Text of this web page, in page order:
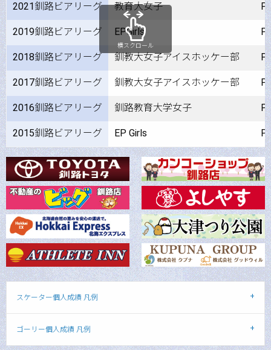
2021釧路ビアリーグ 教育大女子 P
2019釧路ビアリーグ EPGirls P
2018釧路ビアリーグ 釧教大女子アイスホッケー部 P
2017釧路ビアリーグ 釧教大女子アイスホッケー部 P
2016釧路ビアリーグ 釧路教育大学女子 P
2015釧路ビアリーグ EP Girls P
横スクロール
スケーター個人成績 凡例
ゴーリー個人成績 凡例